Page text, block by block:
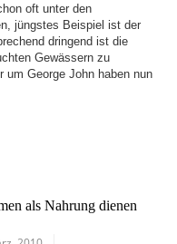
oft unter den
jüngstes Beispiel ist der
dringend ist die
Gewässern zu
um George John haben nun
als Nahrung dienen